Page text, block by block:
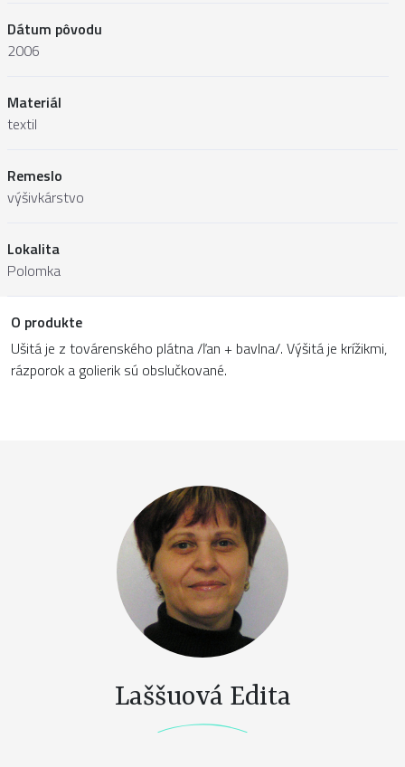
Dátum pôvodu
2006
Materiál
textil
Remeslo
výšivkárstvo
Lokalita
Polomka
O produkte
Ušitá je z továrenského plátna /ľan + bavlna/. Výšitá je krížikmi,
rázporok a golierik sú obslučkované.
Laššuová Edita